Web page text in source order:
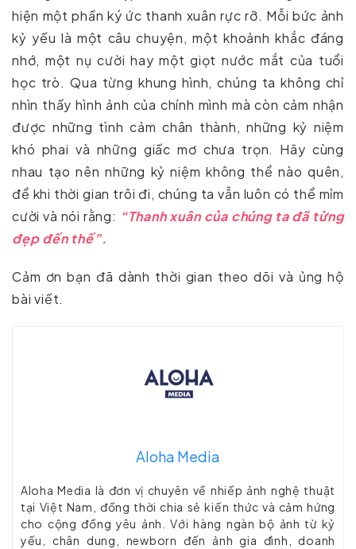
hiện một phần ký ức thanh xuân rực rỡ. Mỗi bức ảnh
kỷ yếu là một câu chuyện, một khoảnh khắc đáng
nhớ, một nụ cười hay một giọt nước mắt của tuổi
học trò. Qua từng khung hình, chúng ta không chỉ
nhìn thấy hình ảnh của chính mình mà còn cảm nhận
được những tình cảm chân thành, những kỷ niệm
khó phai và những giấc mơ chưa trọn. Hãy cùng
nhau tạo nên những kỷ niệm không thể nào quên,
để khi thời gian trôi đi, chúng ta vẫn luôn có thể mỉm
cười và nói rằng: “Thanh xuân của chúng ta đã từng
đẹp đến thế”.
Cảm ơn bạn đã dành thời gian theo dõi và ủng hộ
bài viết.
Aloha Media
Aloha Media là đơn vị chuyên về nhiếp ảnh nghệ thuật
tại Việt Nam, đồng thời chia sẻ kiến thức và cảm hứng
cho cộng đồng yêu ảnh. Với hàng ngàn bộ ảnh từ kỷ
yếu, chân dung, newborn đến ảnh gia đình, doanh